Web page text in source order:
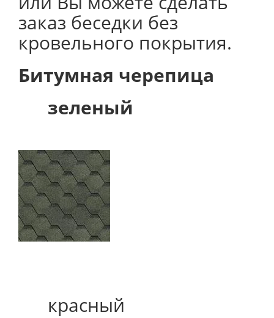
заказ беседки без
кровельного покрытия.
Битумная черепица
зеленый
красный